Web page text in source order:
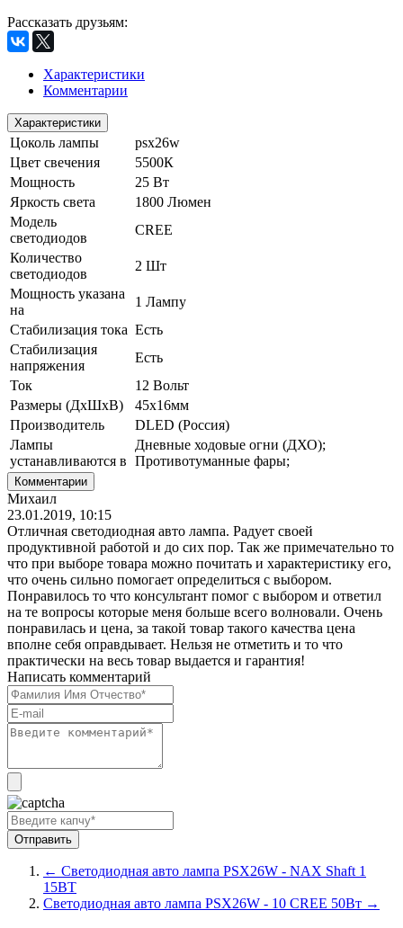
Рассказать друзьям:
Характеристики
Комментарии
Характеристики
Цоколь лампы
psx26w
Цвет свечения
5500К
Мощность
25 Вт
Яркость света
1800 Люмен
Модель
светодиодов
CREE
Количество
светодиодов
2 Шт
Мощность указана
на
1 Лампу
Стабилизация тока Есть
Стабилизация
напряжения
Есть
Ток
12 Вольт
Размеры (ДхШхВ)
45х16мм
Производитель
DLED (Россия)
Лампы
устанавливаются в
Дневные ходовые огни (ДХО);
Противотуманные фары;
Комментарии
Михаил
23.01.2019, 10:15
Отличная светодиодная авто лампа. Радует своей
продуктивной работой и до сих пор. Так же примечательно то
что при выборе товара можно почитать и характеристику его,
что очень сильно помогает определиться с выбором.
Понравилось то что консультант помог с выбором и ответил
на те вопросы которые меня больше всего волновали. Очень
понравилась и цена, за такой товар такого качества цена
вполне себя оправдывает. Нельзя не отметить и то что
практически на весь товар выдается и гарантия!
Написать комментарий
← Светодиодная авто лампа PSX26W - NAX Shaft 1
15ВТ
Светодиодная авто лампа PSX26W - 10 CREE 50Вт →